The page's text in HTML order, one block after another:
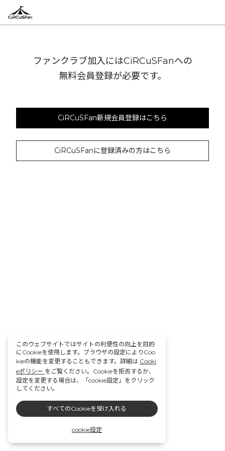
ファンクラブ加入にはCiRCuSFanへの
無料会員登録が必要です。
CiRCuSFan新規会員登録はこちら
CiRCuSFanに登録済みの方はこちら
このウェブサイトではサイトの利便性の向上を目的
にCookieを使用します。ブラウザの設定によりCoo
kieの機能を変更することもできます。詳細は Cooki
eポリシー をご覧ください。Cookieを拒否するか、
設定を変更する場合は、「cookie設定」をクリック
してください。
すべてのCookieを受け入れる
cookie設定